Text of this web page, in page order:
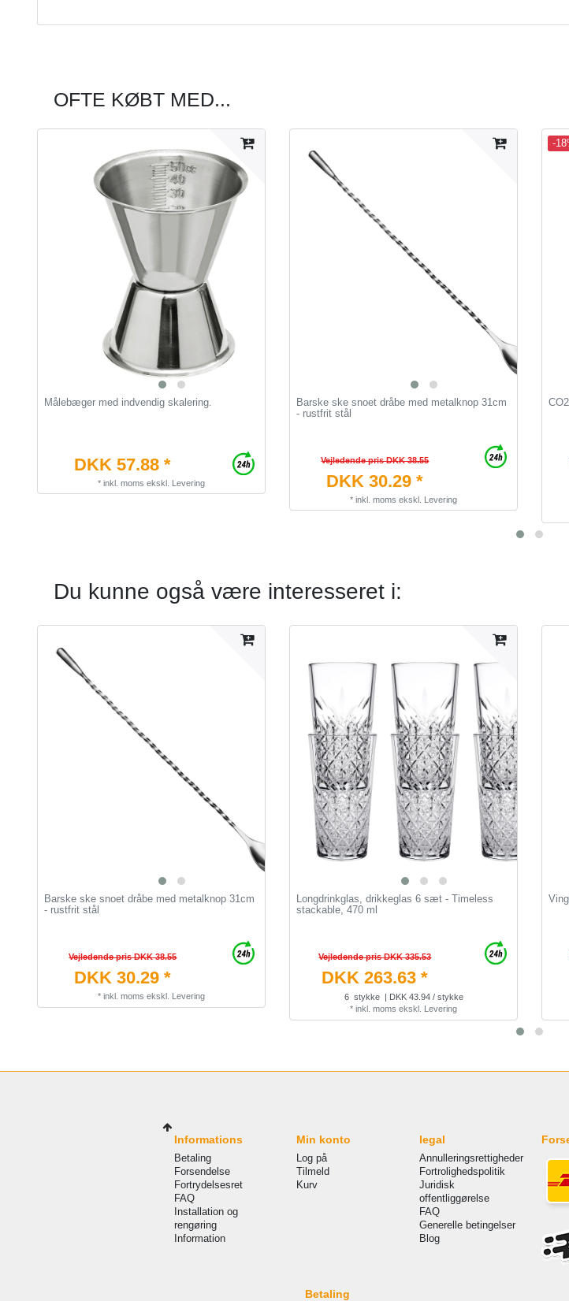
OFTE KØBT MED...
Målebæger med indvendig skalering.
DKK 57.88 *
* inkl. moms ekskl. Levering
Barske ske snoet dråbe med metalknop 31cm
- rustfrit stål
Vejledende pris DKK 38.55
DKK 30.29 *
* inkl. moms ekskl. Levering
-
Du kunne også være interesseret i:
Barske ske snoet dråbe med metalknop 31cm
- rustfrit stål
Vejledende pris DKK 38.55
DKK 30.29 *
* inkl. moms ekskl. Levering
Longdrinkglas, drikkeglas 6 sæt - Timeless
stackable, 470 ml
Vejledende pris DKK 335.53
DKK 263.63 *
6 stykke
| DKK 43.94 / stykke
* inkl. moms ekskl. Levering
Informations
Betaling
Forsendelse
Fortrydelsesret
FAQ
Installation og
rengøring
Information
Min konto
Log på
Tilmeld
Kurv
legal
Annulleringsrettigheder
Fortrolighedspolitik
Juridisk
offentliggørelse
FAQ
Generelle betingelser
Blog
Betaling